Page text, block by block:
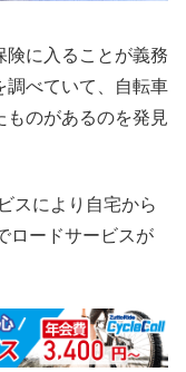
険に入ることが義務
調べていて、自転車
ものがあるのを発見
スにより自宅から
ロードサービスが